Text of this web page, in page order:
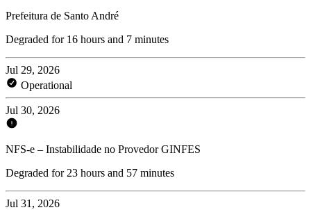
Prefeitura de Santo André
Degraded for 16 hours and 7 minutes
Jul 29, 2026
Operational
Jul 30, 2026
NFS-e – Instabilidade no Provedor GINFES
Degraded for 23 hours and 57 minutes
Jul 31, 2026